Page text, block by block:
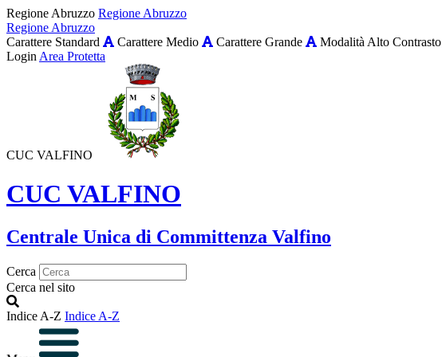
Regione Abruzzo Regione Abruzzo
Regione Abruzzo
Carattere Standard
Carattere Medio Carattere Grande Modalità Alto Contrasto
Login Area Protetta
CUC VALFINO
CUC VALFINO
Centrale Unica di Committenza Valfino
Cerca
Cerca nel sito
Indice A-Z Indice A-Z